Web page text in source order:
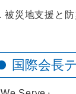
被災地支援と
国際会長